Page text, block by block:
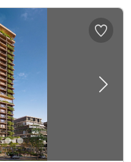
Next